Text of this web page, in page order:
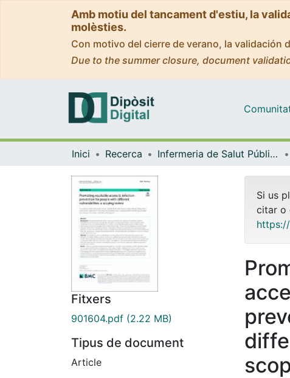
Amb motiu del tancament d'estiu, la
molèsties.
Con motivo del cierre de verano, la validación
Due to the summer closure, document
Inici Recerca Infermeria de Salut Pública, Salut Mental i Maternoinfantil
Fitxers
901604.pdf (2.22 MB)
Tipus de document
Article
Si us
citar o